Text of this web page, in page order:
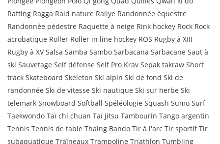
Rafting Ragga Raid nature Rallye Randonnée équestre
Randonnée pédestre Raquette à neige Rink hockey Rock Rock
acrobatique Roller Roller in line hockey ROS Rugby à XIII
Rugby à XV Salsa Samba Sambo Sarbacana Sarbacane Saut à
ski Sauvetage Self défense Self Pro Krav Sepak takraw Short
track Skateboard Skeleton Ski alpin Ski de fond Ski de
randonnée Ski de vitesse Ski nautique Ski sur herbe Ski
telemark Snowboard Softball Spéléologie Squash Sumo Surf
Taekwondo Taï chi chuan Taï jitsu Tambourin Tango argentin
Tennis Tennis de table Thaing Bando Tir à l'arc Tir sportif Tir
subaquatique Traîneaux Trampoline Triathlon Tumbling